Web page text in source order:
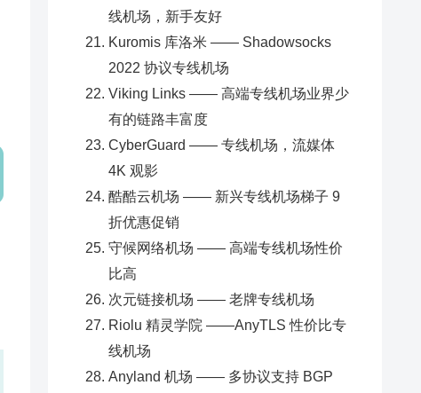
线机场，新手友好
Kuromis 库洛米 —— Shadowsocks
2022 协议专线机场
Viking Links —— 高端专线机场业界少
有的链路丰富度
CyberGuard —— 专线机场，流媒体
4K 观影
酷酷云机场 —— 新兴专线机场梯子 9
折优惠促销
守候网络机场 —— 高端专线机场性价
比高
次元链接机场 —— 老牌专线机场
Riolu 精灵学院 ——AnyTLS 性价比专
线机场
Anyland 机场 —— 多协议支持 BGP